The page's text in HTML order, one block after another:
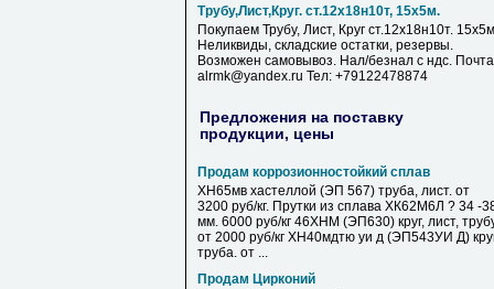
Трубу,Лист,Круг. ст.12х18н10т, 15х5м.
Покупаем Трубу, Лист, Круг ст.12х18н10т.
Неликвиды, складские остатки, резервы.
Возможен самовывоз. Нал/безнал с ндс.
alrmk@yandex.ru Тел: +79122478874
Предложения на поставку
продукции, цены
Продам коррозионностойкий сплав
ХН65мв хастеллой (ЭП 567) труба, лист. от
3200 руб/кг. Прутки из сплава ХК62М6Л ? 34 -
мм. 6000 руб/кг 46ХНМ (ЭП630) круг, лист,
от 2000 руб/кг ХН40мдтю уи д (ЭП543УИ Д)
труба. от ...
Продам Цирконий